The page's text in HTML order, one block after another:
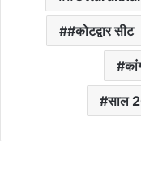
#कोटद्वार सीट
साल